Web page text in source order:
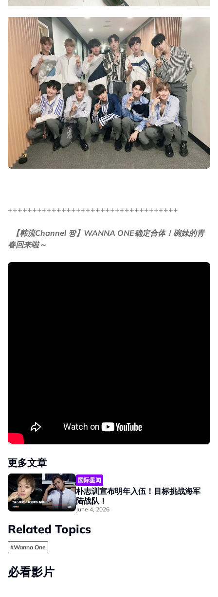
+++++++++++++++++++++++++++++++++++
【韩流Channel 짱】WANNA ONE确定合体！碗妹的青
春回来啦～
更多文章
国际星闻
朴志训宣布明年入伍！目标挑战海军
陆战队！
June 4, 2026
Related Topics
#Wanna One
必看影片